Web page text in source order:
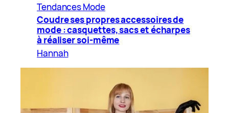
Tendances Mode
Coudre ses propres accessoires de
mode : casquettes, sacs et écharpes
à réaliser soi-même
Hannah